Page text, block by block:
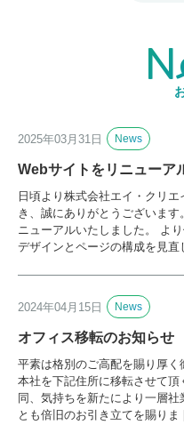
2025年03月31日 News
Webサイトをリニューア
日頃より株式会社エイ・クリ
き、誠にありがとうございま
ニューアルいたしました。 よ
デザインとページの構成を見
2024年04月15日 News
オフィス移転のお知らせ
平素は格別のご高配を賜り厚く
本社を下記住所に移転させて
同、気持ちを新たにより一層
とも倍旧のお引き立てを賜り